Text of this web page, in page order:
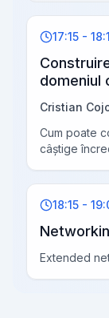
17:15 -
domeniul
Cristian
Cum poate
câștige
18:15 -
Extended